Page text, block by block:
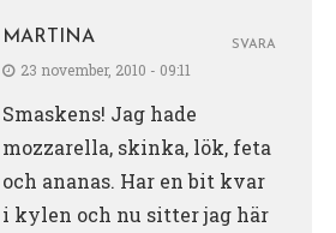
MARTINA
23 november, 2010 - 09:11
Smaskens! Jag hade
mozzarella, skinka, lök, feta
och ananas. Har en bit kvar
i kylen och nu sitter jag här
SVARA